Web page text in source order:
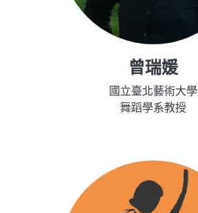
曾瑞媛
國立臺北藝術大學
舞蹈學系教授